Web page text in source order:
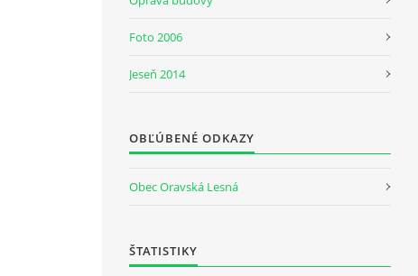
Foto 2006
Jeseň 2014
OBĽÚBENÉ ODKAZY
Obec Oravská Lesná
ŠTATISTIKY